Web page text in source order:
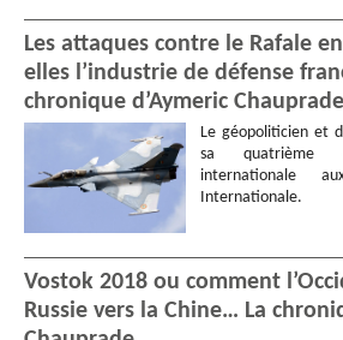
Les attaques contre le Rafale
elles l’industrie de défense
chronique d’Aymeric Chauprade
Le géopoliticien et
sa quatrième
internationale
Internationale.
Vostok 2018 ou comment
Russie vers la Chine… La